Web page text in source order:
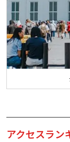
アクセスラン